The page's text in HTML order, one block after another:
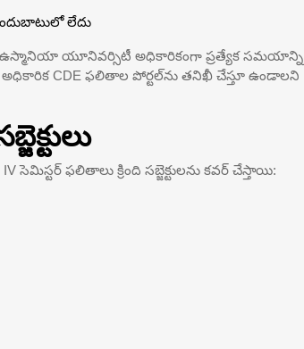
లేదు
ఉస్మానియా యూనివర్సిటీ అధికారికంగా ప్రత్యేక సమయాన్ని
CDE ఫలితాల పోర్టల్‌ను తనిఖీ చేస్తూ ఉండాలని
ఫలితాలు క్రింది సబ్జెక్టులను కవర్ చేస్తాయి: